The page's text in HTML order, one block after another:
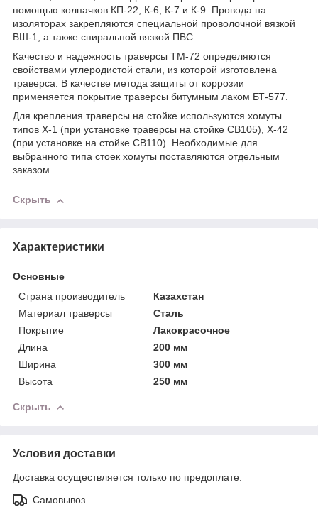
помощью колпачков КП-22, К-6, К-7 и К-9. Провода на
изоляторах закрепляются специальной проволочной вязкой
ВШ-1, а также спиральной вязкой ПВС.
Качество и надежность траверсы ТМ-72 определяются
свойствами углеродистой стали, из которой изготовлена
траверса. В качестве метода защиты от коррозии
применяется покрытие траверсы битумным лаком БТ-577.
Для крепления траверсы на стойке используются хомуты
типов Х-1 (при установке траверсы на стойке СВ105), Х-42
(при установке на стойке СВ110). Необходимые для
выбранного типа стоек хомуты поставляются отдельным
заказом.
Скрыть
Характеристики
Основные
Страна производитель
Казахстан
Материал траверсы
Сталь
Покрытие
Лакокрасочное
Длина
200 мм
Ширина
300 мм
Высота
250 мм
Скрыть
Условия доставки
Доставка осуществляется только по предоплате.
Самовывоз